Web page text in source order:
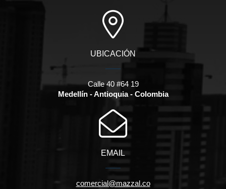
UBICACIÓN
Calle 40 #64 19
Medellín - Antioquia - Colombia
EMAIL
comercial@mazzal.co